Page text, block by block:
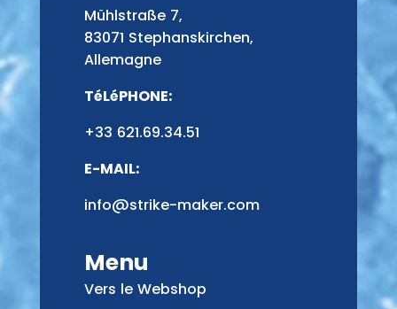
Mühlstraße 7,
83071 Stephanskirchen,
Allemagne
TéLéPHONE:
+33 621.69.34.51
E-MAIL:
info@strike-maker.com
Menu
Vers le Webshop